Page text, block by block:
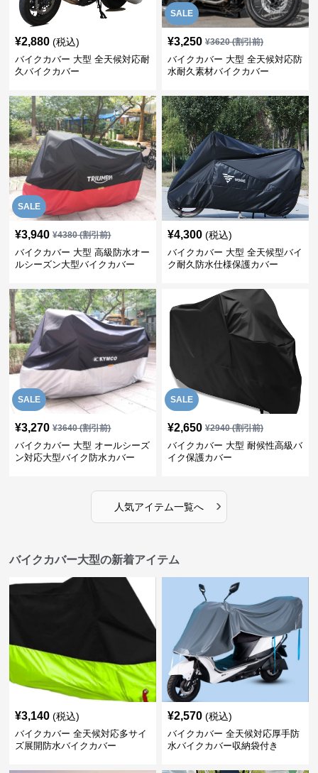
¥2,880 (税込)
バイクカバー 大型 全天候対応耐
久バイクカバー
SALE
¥3,250 ¥3620(割引前)
バイクカバー 大型 全天候対応防
水耐久素材バイクカバー
SALE
¥3,940 ¥4380(割引前)
バイクカバー 大型 高級防水オー
ルシーズン大型バイクカバー
¥4,300 (税込)
バイクカバー 大型 全天候型バイ
ク耐久防水仕様保護カバー
SALE
¥3,270 ¥3640(割引前)
バイクカバー 大型 オールシーズ
ン対応大型バイク防水カバー
SALE
¥2,650 ¥2940(割引前)
バイクカバー 大型 耐候性高級バ
イク保護カバー
人気アイテム一覧へ ›
バイクカバー大型の新着アイテム
¥3,140 (税込)
バイクカバー 全天候対応多サイ
ズ展開防水バイクカバー
¥2,570 (税込)
バイクカバー 全天候対応厚手防
水バイクカバー収納袋付き